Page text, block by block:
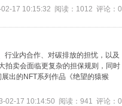
17 10:15:32 阅读：1012 评论：0
行业内合作、对碳排放的担忧，以及
拍卖会面临更复杂的担保规则，同时
出的NFT系列作品《绝望的猿猴
02-17 10:14:50 阅读：941 评论：0